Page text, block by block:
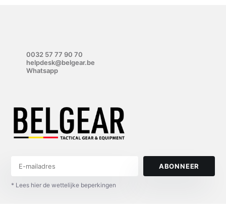
0032 57 77 90 70
helpdesk@belgear.be
Whatsapp
ABONNEER
* Lees hier de wettelijke beperkingen